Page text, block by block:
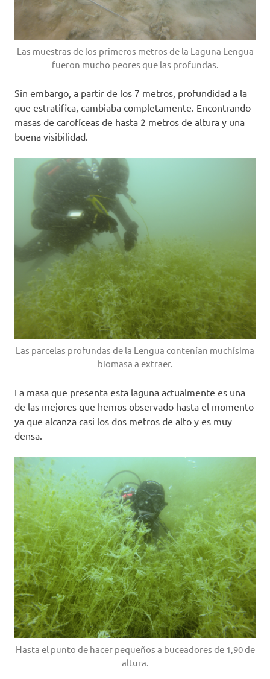
Las muestras de los primeros metros de la Laguna Lengua
fueron mucho peores que las profundas.
Sin embargo, a partir de los 7 metros, profundidad a la
que estratifica, cambiaba completamente. Encontrando
masas de carofíceas de hasta 2 metros de altura y una
buena visibilidad.
Las parcelas profundas de la Lengua contenían muchísima
biomasa a extraer.
La masa que presenta esta laguna actualmente es una
de las mejores que hemos observado hasta el momento
ya que alcanza casi los dos metros de alto y es muy
densa.
Hasta el punto de hacer pequeños a buceadores de 1,90 de
altura.